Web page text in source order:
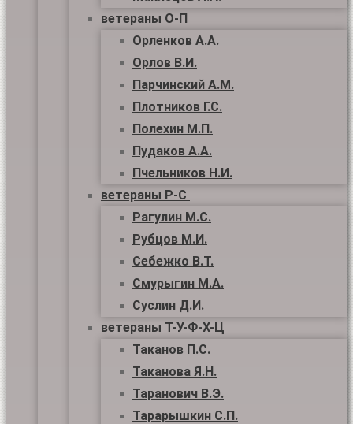
ветераны О-П
Орленков А.А.
Орлов В.И.
Парчинский А.М.
Плотников Г.С.
Полехин М.П.
Пудаков А.А.
Пчельников Н.И.
ветераны Р-С
Рагулин М.С.
Рубцов М.И.
Себежко В.Т.
Смурыгин М.А.
Суслин Д.И.
ветераны Т-У-Ф-Х-Ц
Таканов П.С.
Таканова Я.Н.
Таранович В.Э.
Тарарышкин С.П.